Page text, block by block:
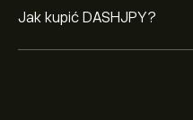
Jak kupić DASHJPY?